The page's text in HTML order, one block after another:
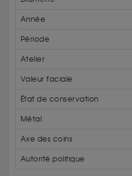
Année
Période
Atelier
Valeur faciale
État de conservation
Métal
Axe des coins
Autorité politique